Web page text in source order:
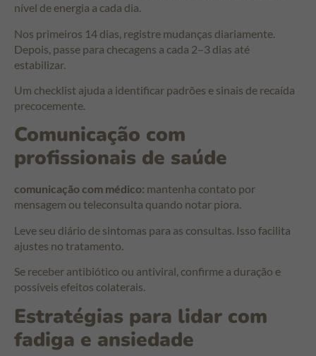
nível de energia a cada dia.
Nos primeiros 14 dias, registre mudanças diariamente.
Depois, passe para checagens a cada 2–3 dias até
estabilizar.
Um checklist ajuda a identificar padrões e sinais de recaída
precocemente.
Comunicação com
profissionais de saúde
comunicação com médico: mantenha contato por
mensagem ou teleconsulta quando notar piora.
Leve seu diário de sintomas para as consultas. Isso facilita
ajustes no tratamento.
Se receber antibiótico ou antiviral, confirme a duração e
possíveis efeitos colaterais.
Estratégias para lidar com
fadiga e ansiedade